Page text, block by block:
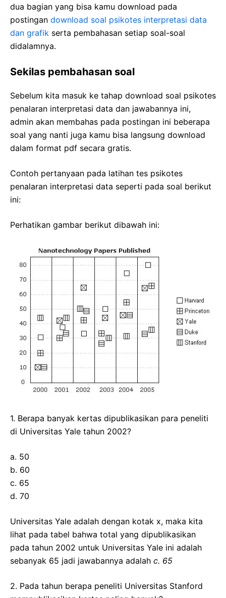
dua bagian yang bisa kamu download pada
postingan download soal psikotes interpretasi data
dan grafik serta pembahasan setiap soal-soal
didalamnya.
Sekilas pembahasan soal
Sebelum kita masuk ke tahap download soal psikotes
penalaran interpretasi data dan jawabannya ini,
admin akan membahas pada postingan ini beberapa
soal yang nanti juga kamu bisa langsung download
dalam format pdf secara gratis.
Contoh pertanyaan pada latihan tes psikotes
penalaran interpretasi data seperti pada soal berikut
ini:
Perhatikan gambar berikut dibawah ini:
1. Berapa banyak kertas dipublikasikan para peneliti
di Universitas Yale tahun 2002?
a. 50
b. 60
c. 65
d. 70
Universitas Yale adalah dengan kotak x, maka kita
lihat pada tabel bahwa total yang dipublikasikan
pada tahun 2002 untuk Universitas Yale ini adalah
sebanyak 65 jadi jawabannya adalah c. 65
2. Pada tahun berapa peneliti Universitas Stanford